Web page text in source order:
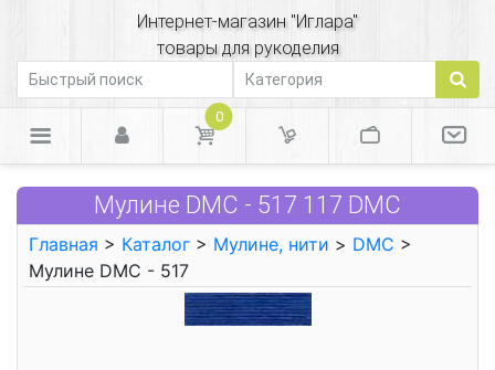
Интернет-магазин "Иглара"
товары для рукоделия
0
Мулине DMC - 517 117 DMC
Главная > Каталог > Мулине, нити > DMC >
Мулине DMC - 517